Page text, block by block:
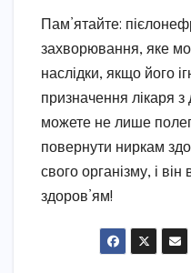
Пам’ятайте:
захворювання, яке
наслідки, якщо його
призначення лікаря
можете не лише
повернути ниркам
свого організму, і
здоров’ям!